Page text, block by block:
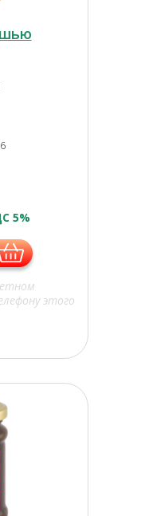
5%
этого